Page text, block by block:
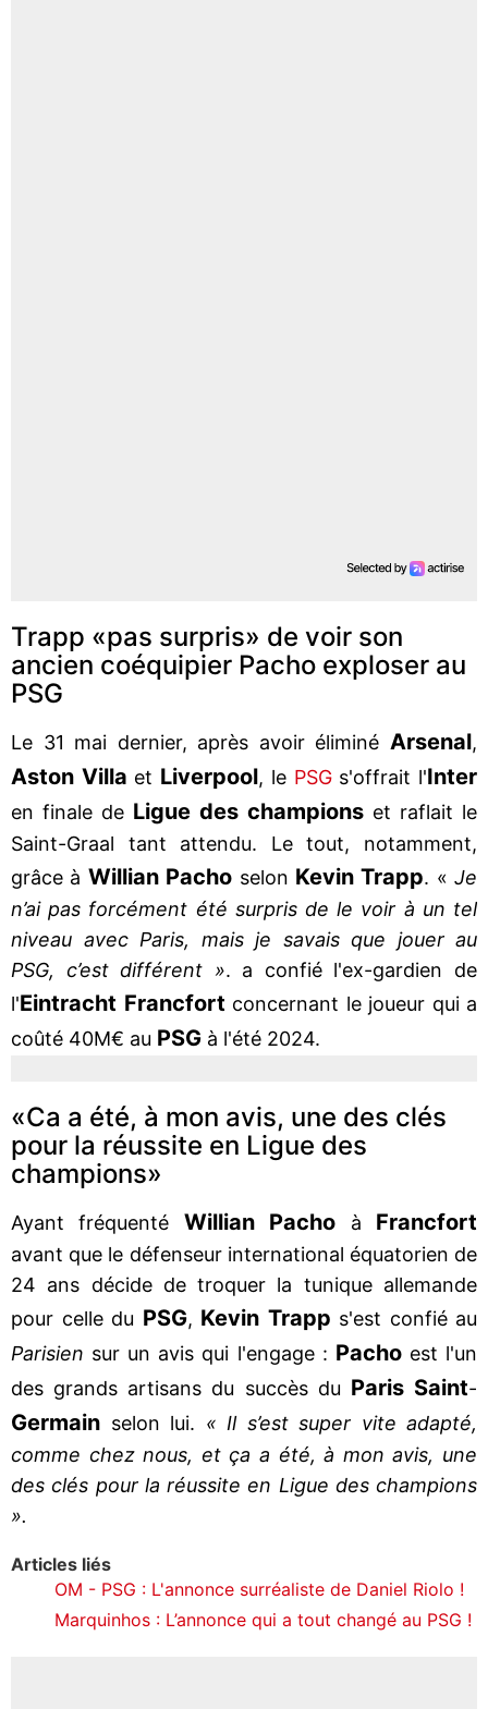
Trapp «pas surpris» de voir son
ancien coéquipier Pacho exploser au
PSG
Le 31 mai dernier, après avoir éliminé Arsenal,
Aston Villa et Liverpool, le PSG s'offrait l'Inter
en finale de Ligue des champions et raflait le
Saint-Graal tant attendu. Le tout, notamment,
grâce à Willian Pacho selon Kevin Trapp. « Je
n’ai pas forcément été surpris de le voir à un tel
niveau avec Paris, mais je savais que jouer au
PSG, c’est différent ». a confié l'ex-gardien de
l'Eintracht Francfort concernant le joueur qui a
coûté 40M€ au PSG à l'été 2024.
«Ca a été, à mon avis, une des clés
pour la réussite en Ligue des
champions»
Ayant fréquenté Willian Pacho à Francfort
avant que le défenseur international équatorien de
24 ans décide de troquer la tunique allemande
pour celle du PSG, Kevin Trapp s'est confié au
Parisien sur un avis qui l'engage : Pacho est l'un
des grands artisans du succès du Paris Saint-
Germain selon lui. « Il s’est super vite adapté,
comme chez nous, et ça a été, à mon avis, une
des clés pour la réussite en Ligue des champions
».
Articles liés
OM - PSG : L'annonce surréaliste de Daniel Riolo !
Marquinhos : L’annonce qui a tout changé au PSG !